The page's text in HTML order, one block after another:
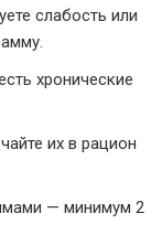
слабость или
хронические
их в рацион
— минимум 2